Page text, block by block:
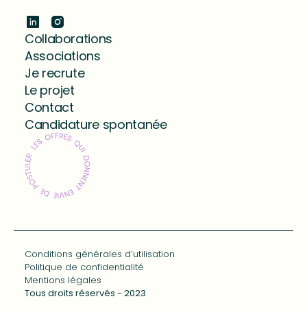
Collaborations
Associations
Je recrute
Le projet
Contact
Candidature spontanée
Conditions générales d’utilisation
Politique de confidentialité
Mentions légales
Tous droits réservés - 2023